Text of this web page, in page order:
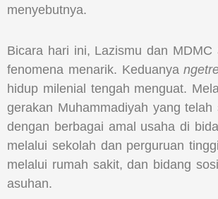
menyebutnya.
Bicara hari ini, Lazismu dan MDMC
fenomena menarik. Keduanya
hidup milenial tengah menguat.
gerakan Muhammadiyah yang telah
dengan berbagai amal usaha di
melalui sekolah dan perguruan
melalui rumah sakit, dan bidang
asuhan.